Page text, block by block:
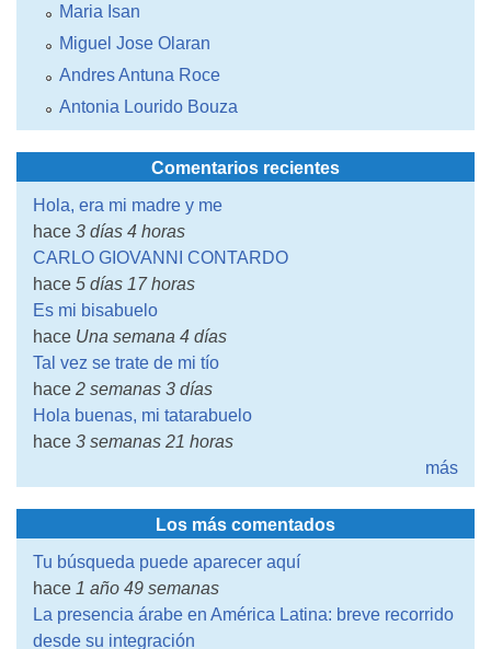
Maria Isan
Miguel Jose Olaran
Andres Antuna Roce
Antonia Lourido Bouza
Comentarios recientes
Hola, era mi madre y me
hace 3 días 4 horas
CARLO GIOVANNI CONTARDO
hace 5 días 17 horas
Es mi bisabuelo
hace Una semana 4 días
Tal vez se trate de mi tío
hace 2 semanas 3 días
Hola buenas, mi tatarabuelo
hace 3 semanas 21 horas
más
Los más comentados
Tu búsqueda puede aparecer aquí
hace 1 año 49 semanas
La presencia árabe en América Latina: breve recorrido
desde su integración